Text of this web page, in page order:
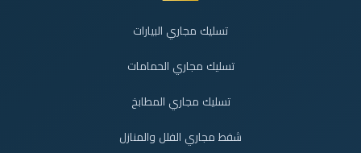
تسليك مجاري البيارات
تسليك مجاري الحمامات
تسليك مجاري المطابخ
شفط مجاري الفلل والمنازل